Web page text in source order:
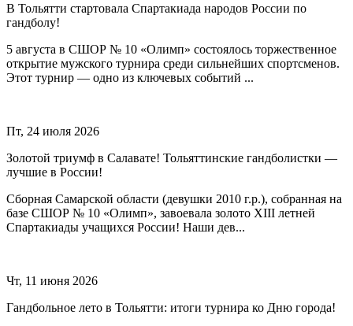
В Тольятти стартовала Спартакиада народов России по
гандболу!
5 августа в СШОР № 10 «Олимп» состоялось торжественное
открытие мужского турнира среди сильнейших спортсменов.
Этот турнир — одно из ключевых событий ...
Пт, 24 июля 2026
Золотой триумф в Салавате! Тольяттинские гандболистки —
лучшие в России!
Сборная Самарской области (девушки 2010 г.р.), собранная на
базе СШОР № 10 «Олимп», завоевала золото XIII летней
Спартакиады учащихся России! Наши дев...
Чт, 11 июня 2026
Гандбольное лето в Тольятти: итоги турнира ко Дню города!